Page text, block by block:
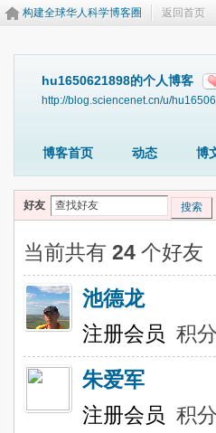
构建全球华人科学博客圈 返回首页
hu1650621898的个人博客
http://blog.sciencenet.cn/u/
博客首页 动态 博
好友 搜索
当前共有 24 个好友
池德龙
注册会员 积
朱爱军
注册会员 积